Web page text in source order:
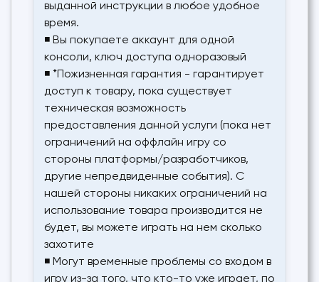
выданной инструкции в любое удобное
время.
◾ Вы покупаете аккаунт для одной
консоли, ключ доступа одноразовый
◾ *Пожизненная гарантия - гарантирует
доступ к товару, пока существует
техническая возможность
предоставления данной услуги (пока нет
ограничений на оффлайн игру со
стороны платформы/разработчиков,
другие непредвиденные события). С
нашей стороны никаких ограничений на
использование товара производится не
будет, вы можете играть на нем сколько
захотите
◾ Могут временные проблемы со входом в
игру из-за того, что кто-то уже играет, по